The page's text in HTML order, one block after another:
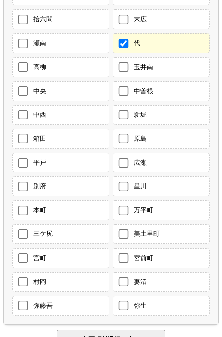
拾六間 末広
瀬南 代
高柳 玉井南
中央 中曽根
中西 新堀
箱田 原島
平戸 広瀬
別府 星川
本町 万平町
三ケ尻 美土里町
宮町 宮前町
村岡 妻沼
弥藤吾 弥生